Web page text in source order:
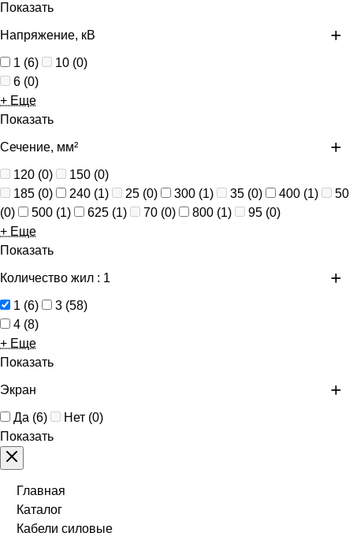
Показать
Напряжение, кВ
1 (6) 10 (0)
6 (0)
+ Еще
Показать
Сечение, мм²
120 (0) 150 (0)
185 (0) 240 (1) 25 (0) 300 (1) 35 (0) 400 (1)
50
(0) 500 (1) 625 (1) 70 (0) 800 (1) 95 (0)
+ Еще
Показать
Количество жил : 1
1 (6) 3 (58)
4 (8)
+ Еще
Показать
Экран
Да (6) Нет (0)
Показать
Главная
Каталог
Кабели силовые